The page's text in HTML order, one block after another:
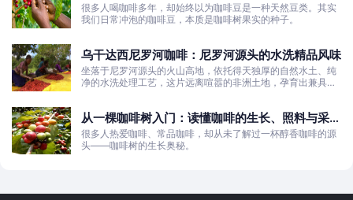
很多人喝咖啡多年，却始终以为咖啡豆是一种天然豆类。其实
我们日常冲泡的咖啡豆，本质是咖啡树果实的种子。
乌干达西尼罗河咖啡：尼罗河源头的水洗精品风味
坐落于尼罗河源头的火山高地，依托得天独厚的自然水土、纯
净的水洗处理工艺，这片远离喧嚣的非洲土地，孕育出兼具干
从一棵咖啡树入门：读懂咖啡的生长、照料与采收
全过程
很多人热爱咖啡、常品咖啡，却从未了解过一杯醇香咖啡的源
头——咖啡树的生长奥秘。